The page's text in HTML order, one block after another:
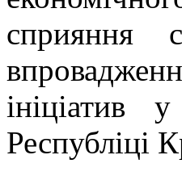
сприяння
ініціатив
Республіці